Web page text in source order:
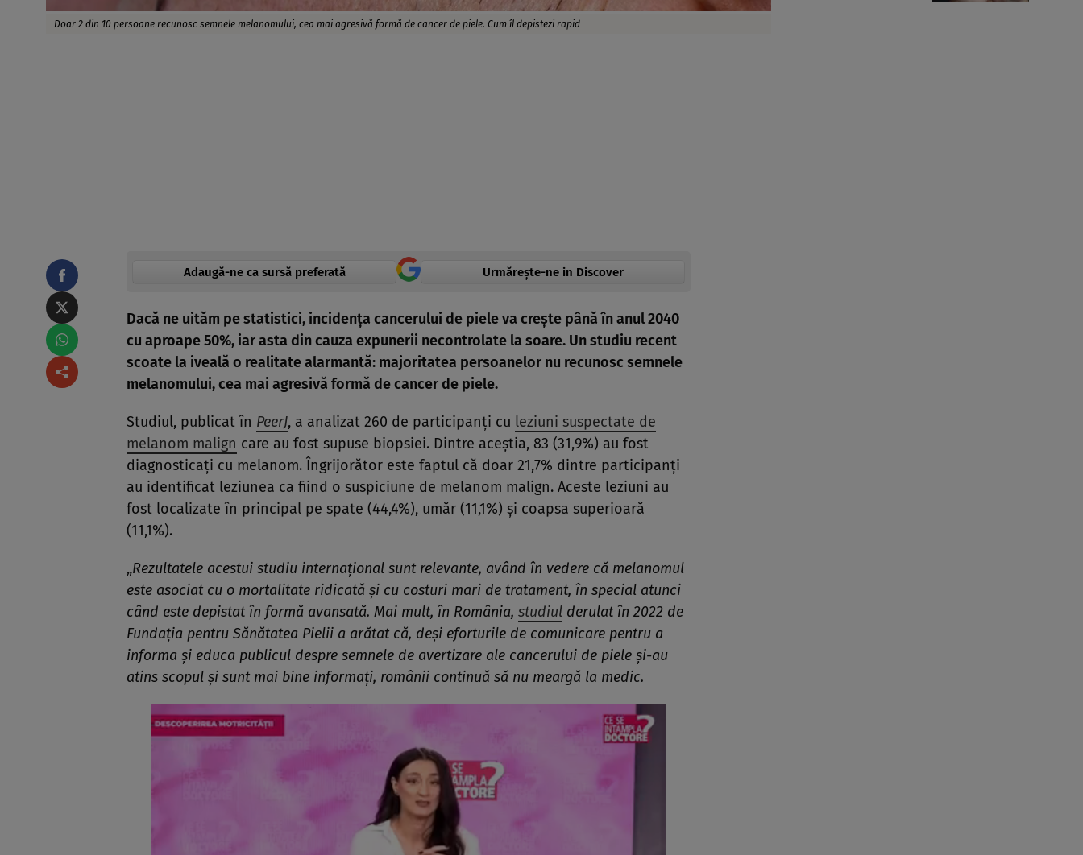
Doar 2 din 10 persoane recunosc semnele melanomului, cea mai agresivă formă de cancer de piele. Cum îl depistezi rapid
Adaugă-ne ca sursă preferată Urmărește-ne in Discover
Dacă ne uităm pe statistici, incidența cancerului de piele va crește până în anul 2040
cu aproape 50%, iar asta din cauza expunerii necontrolate la soare. Un studiu recent
scoate la iveală o realitate alarmantă: majoritatea persoanelor nu recunosc semnele
melanomului, cea mai agresivă formă de cancer de piele.
Studiul, publicat în PeerJ, a analizat 260 de participanți cu leziuni suspectate de
melanom malign care au fost supuse biopsiei. Dintre aceștia, 83 (31,9%) au fost
diagnosticați cu melanom. Îngrijorător este faptul că doar 21,7% dintre participanți
au identificat leziunea ca fiind o suspiciune de melanom malign. Aceste leziuni au
fost localizate în principal pe spate (44,4%), umăr (11,1%) și coapsa superioară
(11,1%).
„Rezultatele acestui studiu internațional sunt relevante, având în vedere că melanomul
este asociat cu o mortalitate ridicată și cu costuri mari de tratament, în special atunci
când este depistat în formă avansată. Mai mult, în România, studiul derulat în 2022 de
Fundația pentru Sănătatea Pielii a arătat că, deși eforturile de comunicare pentru a
informa și educa publicul despre semnele de avertizare ale cancerului de piele și-au
atins scopul și sunt mai bine informați, românii continuă să nu meargă la medic.